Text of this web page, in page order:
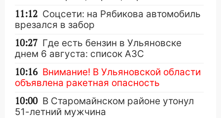
11:12 Соцсети: на Рябикова автомобиль
врезался в забор
10:27 Где есть бензин в Ульяновске
днем 6 августа: список АЗС
10:16 Внимание! В Ульяновской области
объявлена ракетная опасность
10:00 В Старомайнском районе утонул
51-летний мужчина